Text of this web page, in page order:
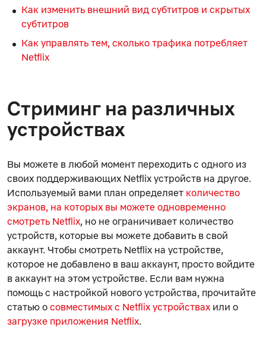
Как изменить внешний вид субтитров и скрытых
субтитров
Как управлять тем, сколько трафика потребляет
Netflix
Стриминг на различных
устройствах
Вы можете в любой момент переходить с одного из
своих поддерживающих Netflix устройств на другое.
Используемый вами план определяет количество
экранов, на которых вы можете одновременно
смотреть Netflix, но не ограничивает количество
устройств, которые вы можете добавить в свой
аккаунт. Чтобы смотреть Netflix на устройстве,
которое не добавлено в ваш аккаунт, просто войдите
в аккаунт на этом устройстве. Если вам нужна
помощь с настройкой нового устройства, прочитайте
статью о совместимых с Netflix устройствах или о
загрузке приложения Netflix.